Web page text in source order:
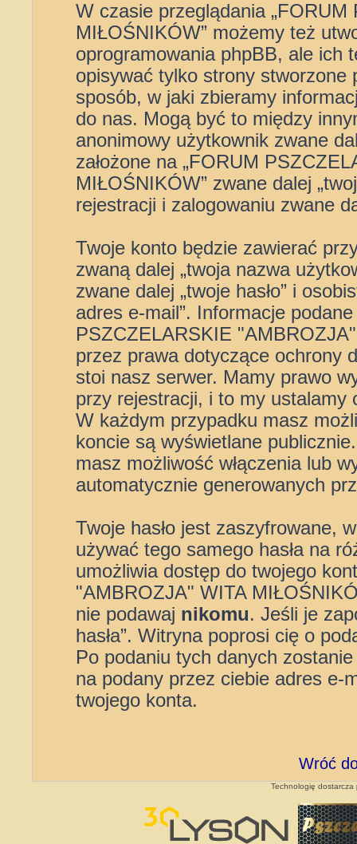
W czasie przeglądania
MIŁOŚNIKÓW” możemy też
oprogramowania phpBB, ale ich
opisywać tylko strony stworzone
sposób, w jaki zbieramy
do nas. Mogą być to między
anonimowy użytkownik zwane
założone na „FORUM
MIŁOŚNIKÓW” zwane dalej
rejestracji i zalogowaniu zwane
Twoje konto będzie zawierać
zwaną dalej „twoja nazwa
zwane dalej „twoje hasło” i
adres e-mail”. Informacje
PSZCZELARSKIE
przez prawa dotyczące ochrony
stoi nasz serwer. Mamy prawo
przy rejestracji, i to my ustalamy
W każdym przypadku masz
koncie są wyświetlane
masz możliwość włączenia lub
automatycznie generowanych
Twoje hasło jest zaszyfrowane,
używać tego samego hasła na
umożliwia dostęp do twojego
"AMBROZJA" WITA
nie podawaj nikomu. Jeśli je
hasła”. Witryna poprosi cię o
Po podaniu tych danych
na podany przez ciebie adres e-
twojego konta.
Wróć
Technologię dostarcza